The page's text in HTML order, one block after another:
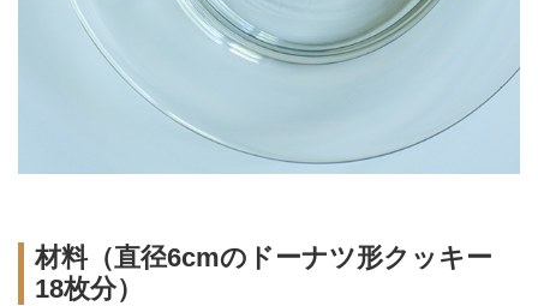
材料（直径6cmのドーナツ形クッキー
18枚分）